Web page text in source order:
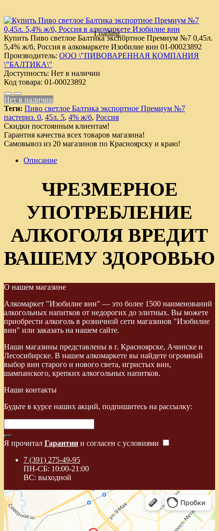
Loading...
Купить Пиво светлое Балтика экспортное Премиум №7 0,45л.
5,4% ж/б, Россия в алкомаркете Изобилие вин 01-00023892
Производитель: ООО \"ПИВОВАРЕННАЯ КОМПАНИЯ
\"БАЛТИКА\"
Доступность: Нет в наличии
Код товара: 01-00023892
Нет в наличии
Теги: Пиво светлое Балтика экспортное Премиум №7
пастериз. 0, 45л. 5, 4% ж/б, Россия
Скидки постоянным клиентам!
Гарантия качества всех товаров магазина!
Самовывоз из 20 магазинов по Красноярску и краю!
Описание
ЧРЕЗМЕРНОЕ
УПОТРЕБЛЕНИЕ
АЛКОГОЛЯ ВРЕДИТ
ВАШЕМУ ЗДОРОВЬЮ
О нашем магазине
Алкомаркет "Изобилие вин" — это более 1500 наименований
алкогольных напитков от недорогих до элитных. Вы можете
приобрести алкоголь в розничной сети магазинов "Изобилие
вин" или заказать на нашем сайте.
Наши магазины представлены в г. Красноярске, Ачинске и
Лесосибирске. В нашем алкомаркете вы найдете огромный
выбор вин старого и нового света, игристых вин,
шампанского, крепких алкогольных напитков.
Наши контакты
Будьте в курсе наших акций, подпишитесь на рассылку:
Я прочитал Гарантии и согласен с условиями
7 (391) 275-49-95
ПН-СБ: 10:00-21:00
ВС: выходной